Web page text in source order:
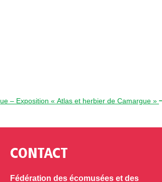
– Exposition « Atlas et herbier de Camargue »
CONTACT
Fédération des écomusées et des